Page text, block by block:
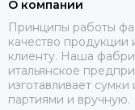
О компании
Принципы работы
качество
клиенту. Наша
итальянское
изготавливает
партиями и вручную.